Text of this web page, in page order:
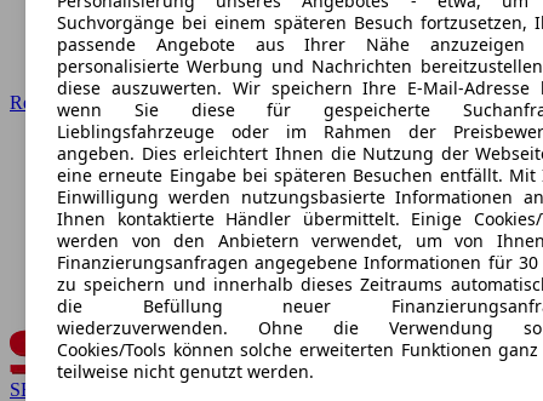
Renault
SEAT
Suchvorgänge bei einem späteren Besuch fortzusetzen,
passende Angebote aus Ihrer Nähe anzuzeigen
personalisierte Werbung und Nachrichten
diese auszuwerten. Wir speichern Ihre E-Mail-Adresse
wenn Sie diese für gespeicherte
Lieblingsfahrzeuge oder im Rahmen der
angeben. Dies erleichtert Ihnen die Nutzung der
eine erneute Eingabe bei späteren Besuchen entfällt. Mit
Einwilligung werden nutzungsbasierte Informationen
Ihnen kontaktierte Händler übermittelt. Einige Cookies/
werden von den Anbietern verwendet, um von
Finanzierungsanfragen angegebene Informationen für 30
zu speichern und innerhalb dieses Zeitraums
die Befüllung neuer
wiederzuverwenden. Ohne die Verwendung
Cookies/Tools können solche erweiterten Funktionen
teilweise nicht genutzt werden.